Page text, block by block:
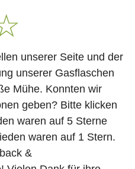
unserer Seite und der
unserer Gasflaschen
Mühe. Konnten wir
geben? Bitte klicken
waren auf 5 Sterne
waren auf 1 Stern.
&